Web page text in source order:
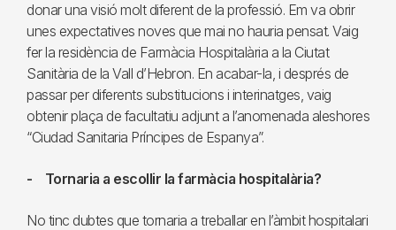
donar una visió molt diferent de la professió. Em va obrir
unes expectatives noves que mai no hauria pensat. Vaig
fer la residència de Farmàcia Hospitalària a la Ciutat
Sanitària de la Vall d’Hebron. En acabar-la, i després de
passar per diferents substitucions i interinatges, vaig
obtenir plaça de facultatiu adjunt a l’anomenada aleshores
“Ciudad Sanitaria Príncipes de Espanya”.
- Tornaria a escollir la farmàcia hospitalària?
No tinc dubtes que tornaria a treballar en l’àmbit hospitalari